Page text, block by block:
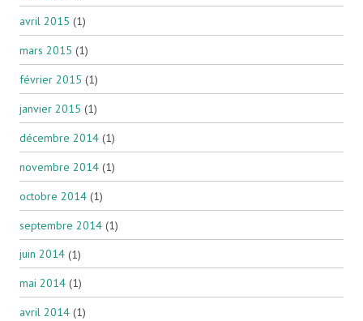
avril 2015 (1)
mars 2015 (1)
février 2015 (1)
janvier 2015 (1)
décembre 2014 (1)
novembre 2014 (1)
octobre 2014 (1)
septembre 2014 (1)
juin 2014 (1)
mai 2014 (1)
avril 2014 (1)